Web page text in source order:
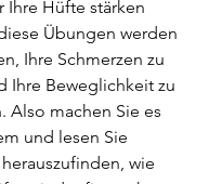
Ihre Hüfte stärken
Übungen werden
Ihre Schmerzen zu
Ihre Beweglichkeit zu
Also machen Sie es
und lesen Sie
wie